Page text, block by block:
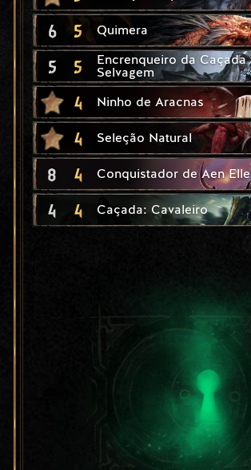
6 5 Quimera
5 5
Encrenqueiro da Caçada
Selvagem
4 Ninho de Aracnas
4 Seleção Natural
8 4 Conquistador de Aen Elle
4 4 Caçada: Cavaleiro